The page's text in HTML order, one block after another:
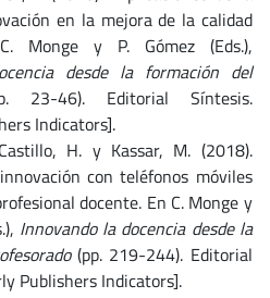
en la mejora de la calidad
Monge y P. Gómez (Eds.),
desde la formación del
23-46). Editorial Síntesis.
Indicators].
H. y Kassar, M. (2018).
con teléfonos móviles
docente. En C. Monge y
Innovando la docencia desde la
(pp. 219-244). Editorial
Publishers Indicators].